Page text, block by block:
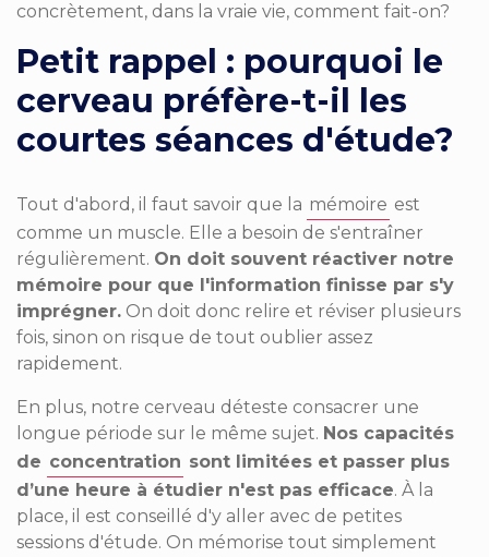
concrètement, dans la vraie vie, comment fait-on?
Petit rappel : pourquoi le
cerveau préfère-t-il les
courtes séances d'étude?
Tout d'abord, il faut savoir que la mémoire est
comme un muscle. Elle a besoin de s'entraîner
régulièrement. On doit souvent réactiver notre
mémoire pour que l'information finisse par s'y
imprégner. On doit donc relire et réviser plusieurs
fois, sinon on risque de tout oublier assez
rapidement.
En plus, notre cerveau déteste consacrer une
longue période sur le même sujet. Nos capacités
de concentration sont limitées et passer plus
d’une heure à étudier n'est pas efficace. À la
place, il est conseillé d'y aller avec de petites
sessions d'étude. On mémorise tout simplement